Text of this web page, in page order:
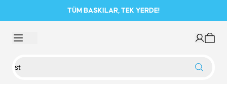
TÜM BASKILAR, TEK YERDE!